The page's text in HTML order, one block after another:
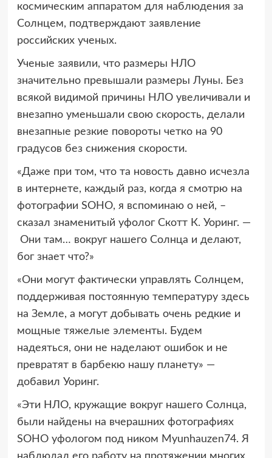
космическим аппаратом для наблюдения за
Солнцем, подтверждают заявление
российских ученых.
Ученые заявили, что размеры НЛО
значительно превышали размеры Луны. Без
всякой видимой причины НЛО увеличивали и
внезапно уменьшали свою скорость, делали
внезапные резкие повороты четко на 90
градусов без снижения скорости.
«Даже при том, что та новость давно исчезла
в интернете, каждый раз, когда я смотрю на
фотографии SOHO, я вспоминаю о ней, –
сказал знаменитый уфолог Скотт К. Уоринг. —
Они там… вокруг нашего Солнца и делают,
бог знает что?»
«Они могут фактически управлять Солнцем,
поддерживая постоянную температуру здесь
на Земле, а могут добывать очень редкие и
мощные тяжелые элементы. Будем
надеяться, они не наделают ошибок и не
превратят в барбекю нашу планету» —
добавил Уоринг.
«Эти НЛО, кружащие вокруг нашего Солнца,
были найдены на вчерашних фотографиях
SOHO уфологом под ником Myunhauzen74. Я